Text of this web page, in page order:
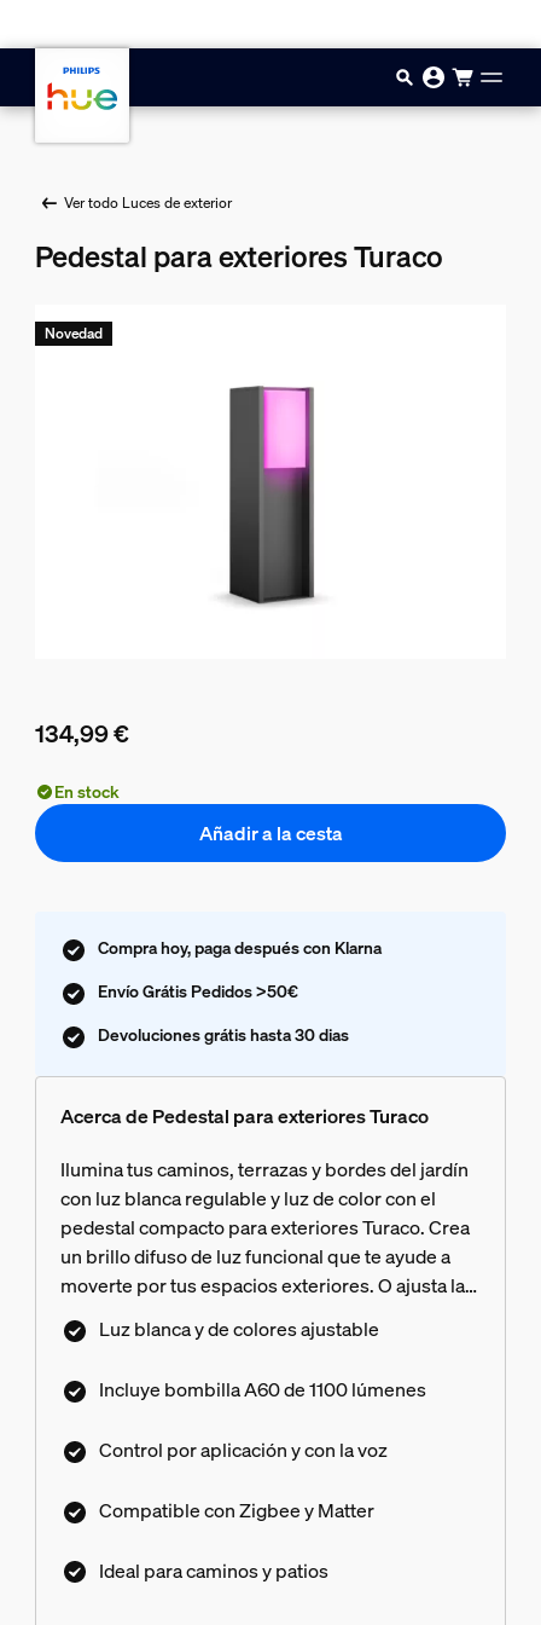
Ver todo Luces de exterior
Pedestal para exteriores Turaco
134,99 €
Novedad
En stock
Añadir a la cesta
Compra hoy, paga después con Klarna
Envío Grátis Pedidos >50€
Devoluciones grátis hasta 30 dias
Acerca de Pedestal para exteriores Turaco
Ilumina tus caminos, terrazas y bordes del jardín
con luz blanca regulable y luz de color con el
pedestal compacto para exteriores Turaco. Crea
un brillo difuso de luz funcional que te ayude a
moverte por tus espacios exteriores. O ajusta la
lámpara de pedestal a cualquier color para
resaltar plantas y árboles de forma decorativa.
y los asistentes inteligentes usando un Hue
Zigbee con un Bridge garantiza que nadie acceda
inteligente. La compatibilidad con Matter permite
dispositivos de otras marcas.
Luz blanca y de colores ajustable
Incluye bombilla A60 de 1100 lúmenes
Control por aplicación y con la voz
Compatible con Zigbee y Matter
Ideal para caminos y patios